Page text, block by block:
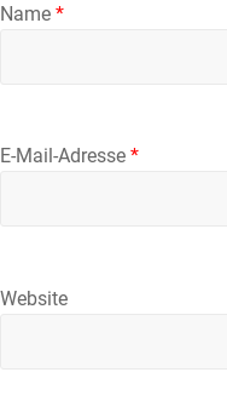
Name *
E-Mail-Adresse *
Website